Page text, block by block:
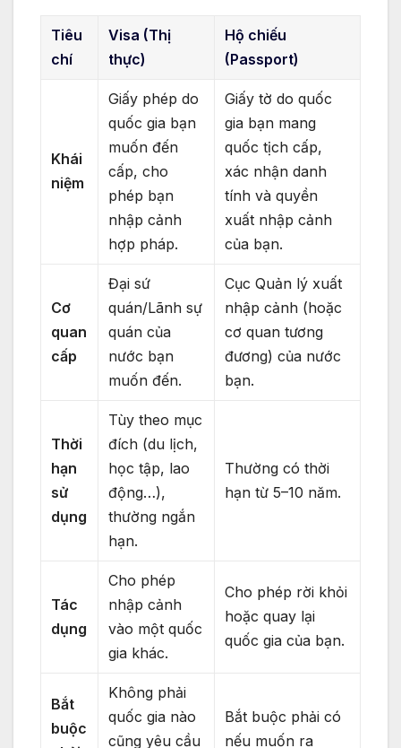
Tiêu
chí
Visa (Thị
thực)
Hộ chiếu
(Passport)
Khái
niệm
Giấy phép do
quốc gia bạn
muốn đến
cấp, cho
phép bạn
nhập cảnh
hợp pháp.
Giấy tờ do quốc
gia bạn mang
quốc tịch cấp,
xác nhận danh
tính và quyền
xuất nhập cảnh
của bạn.
Cơ
quan
cấp
Đại sứ
quán/Lãnh sự
quán của
nước bạn
muốn đến.
Cục Quản lý xuất
nhập cảnh (hoặc
cơ quan tương
đương) của nước
bạn.
Thời
hạn
sử
dụng
Tùy theo mục
đích (du lịch,
học tập, lao
động…),
thường ngắn
hạn.
Thường có thời
hạn từ 5–10 năm.
Tác
dụng
Cho phép
nhập cảnh
vào một quốc
gia khác.
Cho phép rời khỏi
hoặc quay lại
quốc gia của bạn.
Bắt
buộc
Không phải
quốc gia nào
cũng yêu cầu
Bắt buộc phải có
nếu muốn ra